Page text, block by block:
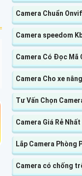
Camera Chuẩn
Camera speedom
Camera Có Đọc Mã
Camera Cho xe nâng
Tư Vấn Chọn
Camera Giá Rẻ Nhất
Lắp Camera Phòng
Camera có chống